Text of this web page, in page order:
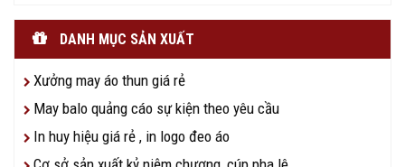
DANH MỤC SẢN XUẤT
Xưởng may áo thun giá rẻ
May balo quảng cáo sự kiện theo yêu cầu
In huy hiệu giá rẻ , in logo đeo áo